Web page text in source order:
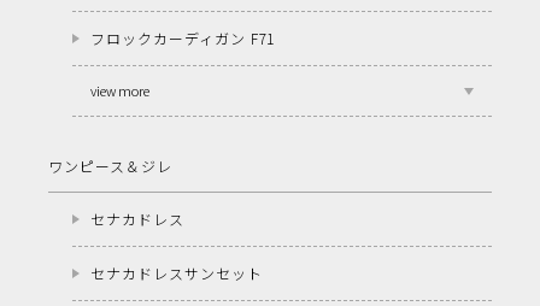
フロックカーディガン F71
view more
ワンピース＆ジレ
セナカドレス
セナカドレスサンセット